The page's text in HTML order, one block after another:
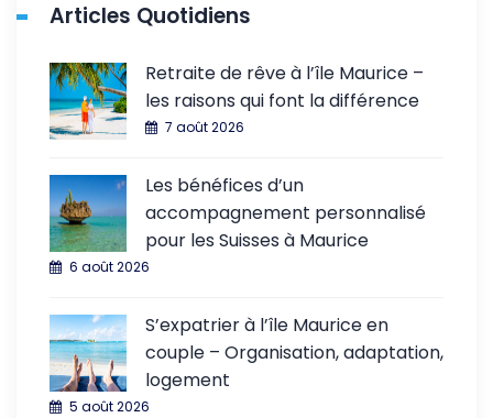
Articles Quotidiens
Retraite de rêve à l’île Maurice –
les raisons qui font la différence
7 août 2026
Les bénéfices d’un
accompagnement personnalisé
pour les Suisses à Maurice
6 août 2026
S’expatrier à l’île Maurice en
couple – Organisation, adaptation,
logement
5 août 2026